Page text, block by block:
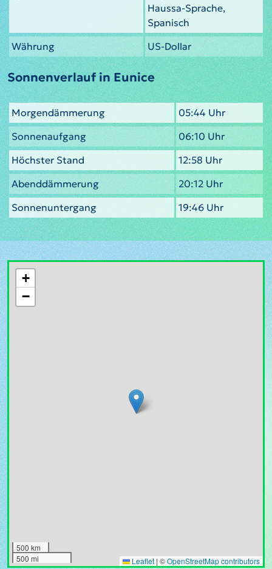
Haussa-Sprache,
Spanisch
Währung
US-Dollar
Sonnenverlauf in Eunice
Morgendämmerung
05:44 Uhr
Sonnenaufgang
06:10 Uhr
Höchster Stand
12:58 Uhr
Abenddämmerung
20:12 Uhr
Sonnenuntergang
19:46 Uhr
+
−
500 km
500 mi
Leaflet | ©OpenStreetMap contributors